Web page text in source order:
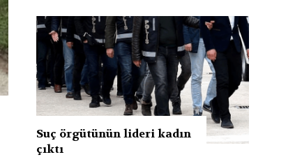
Suç örgütünün lideri kadın
çıktı